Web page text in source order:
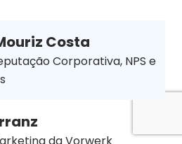
Costa
Corporativa, NPS e